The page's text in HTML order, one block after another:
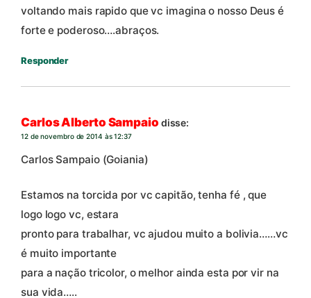
voltando mais rapido que vc imagina o nosso Deus é
forte e poderoso….abraços.
Responder
Carlos Alberto Sampaio disse:
12 de novembro de 2014 às 12:37
Carlos Sampaio (Goiania)
Estamos na torcida por vc capitão, tenha fé , que
logo logo vc, estara
pronto para trabalhar, vc ajudou muito a bolivia……vc
é muito importante
para a nação tricolor, o melhor ainda esta por vir na
sua vida…..